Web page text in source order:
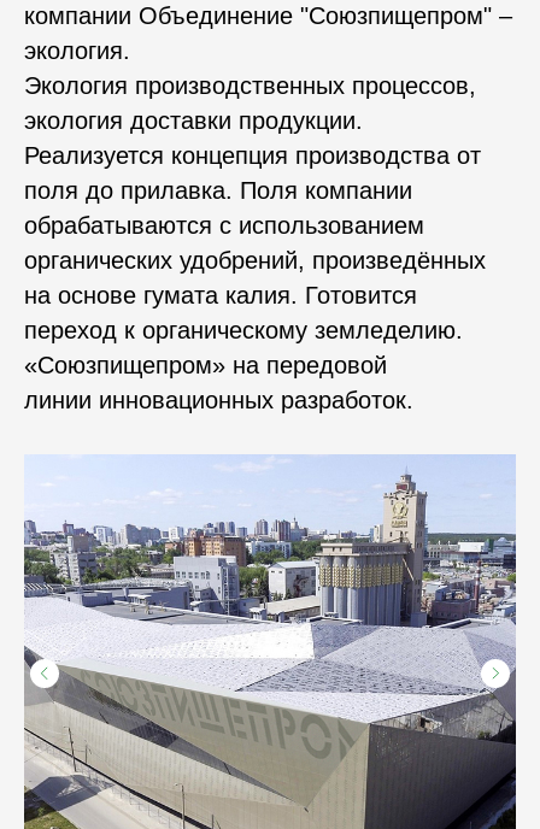
компании Объединение "Союзпищепром" –
экология.
Экология производственных процессов,
экология доставки продукции.
Реализуется концепция производства от
поля до прилавка. Поля компании
обрабатываются с использованием
органических удобрений, произведённых
на основе гумата калия. Готовится
переход к органическому земледелию.
«Союзпищепром» на передовой
линии инновационных разработок.